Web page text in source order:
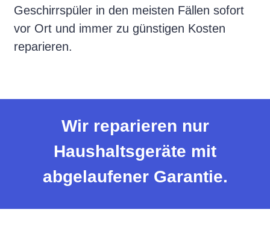
Geschirrspüler in den meisten Fällen sofort
vor Ort und immer zu günstigen Kosten
reparieren.
Wir reparieren nur
Haushaltsgeräte mit
abgelaufener Garantie.